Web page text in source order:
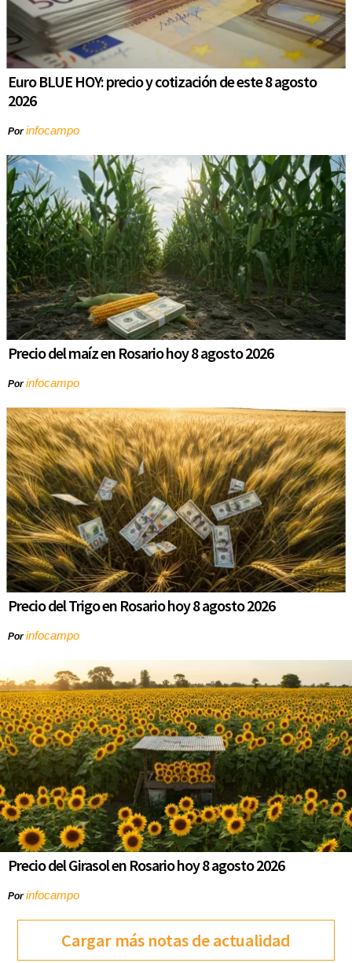
Euro BLUE HOY: precio y cotización de este 8 agosto
2026
Porinfocampo
Precio del maíz en Rosario hoy 8 agosto 2026
Porinfocampo
Precio del Trigo en Rosario hoy 8 agosto 2026
Porinfocampo
Precio del Girasol en Rosario hoy 8 agosto 2026
Porinfocampo
Cargar más notas de actualidad